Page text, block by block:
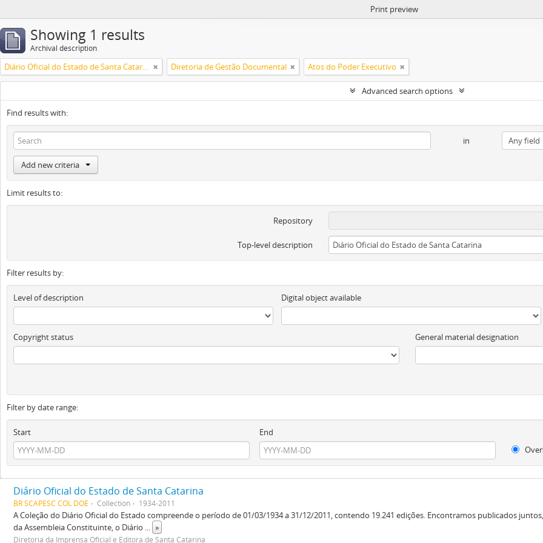
Print preview
Showing 1 results
Archival description
Diário Oficial do Estado de Santa Catarina Diretoria de Gestão Documental Atos do Poder Executivo
Advanced search options
Find results with:
in
Add new criteria
Limit results to:
Repository
Top-level description
Filter results by:
Level of description Digital object available
Copyright status General material designation
Filter by date range:
Start
End
Diário Oficial do Estado de Santa Catarina
BR SCAPESC COL DOE Collection 1934-2011
A Coleção do Diário Oficial do Estado compreende o período de 01/03/1934 a 31/12/2011, contendo 19.241 edições. Encontramos publicados
da Assembleia Constituinte, o Diário ... »
Diretoria da Imprensa Oficial e Editora de Santa Catarina